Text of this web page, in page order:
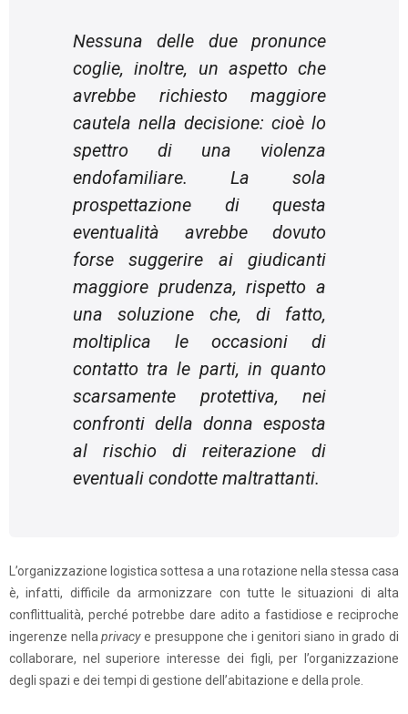
Nessuna delle due pronunce
coglie, inoltre, un aspetto che
avrebbe richiesto maggiore
cautela nella decisione: cioè lo
spettro di una violenza
endofamiliare. La sola
prospettazione di questa
eventualità avrebbe dovuto
forse suggerire ai giudicanti
maggiore prudenza, rispetto a
una soluzione che, di fatto,
moltiplica le occasioni di
contatto tra le parti, in quanto
scarsamente protettiva, nei
confronti della donna esposta
al rischio di reiterazione di
eventuali condotte maltrattanti.
L’organizzazione logistica sottesa a una rotazione nella stessa casa
è, infatti, difficile da armonizzare con tutte le situazioni di alta
conflittualità, perché potrebbe dare adito a fastidiose e reciproche
ingerenze nellaprivacye presuppone che i genitori siano in grado di
collaborare, nel superiore interesse dei figli, per l’organizzazione
degli spazi e dei tempi di gestione dell’abitazione e della prole.